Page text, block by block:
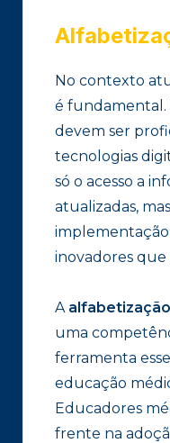
No contexto
é fundamental.
devem ser
tecnologias
só o acesso a
atualizadas,
inovadores que
A
uma
ferramenta
educação
Educadores
frente na